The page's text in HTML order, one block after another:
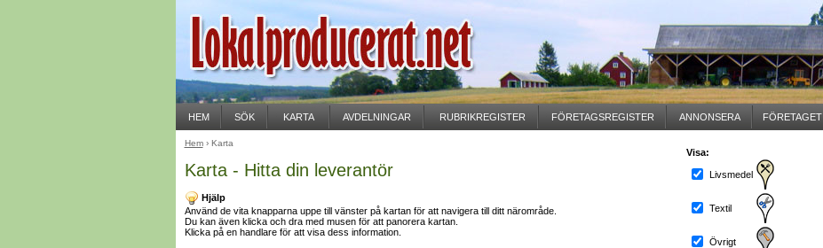
Karta - Hitta din leverantör
Hjälp
Använd de vita knapparna uppe till vänster på kartan för att navigera till ditt närområde.
Du kan även klicka och dra med musen för att panorera kartan.
Klicka på en handlare för att visa dess information.
Visa:
Livsmedel
Textil
Övrigt
Hem› Karta
HEM SÖK KARTA AVDELNINGAR RUBRIKREGISTER FÖRETAGSREGISTER ANNONSERA FÖRETAGET